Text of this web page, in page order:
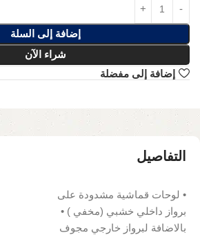
إضافة إلى السلة
شراء الآن
إضافة إلى مفضلة
التفاصيل
• لوحات قماشية مشدودة على
برواز داخلي خشبي (مخفي ) •
بالاضافة لبرواز خارجي مجوف